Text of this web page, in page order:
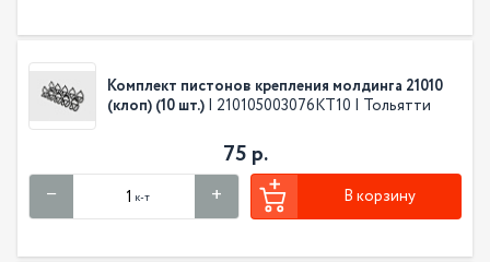
Комплект пистонов крепления молдинга 21010
(клоп) (10 шт.) | 210105003076КТ10 | Тольятти
75 р.
к-т В корзину